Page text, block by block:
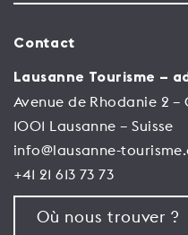
Contact
Lausanne Tourisme –
Avenue de Rhodanie 2 –
1001 Lausanne – Suisse
info@lausanne-
+41 21 613 73 73
Où nous trouver ?